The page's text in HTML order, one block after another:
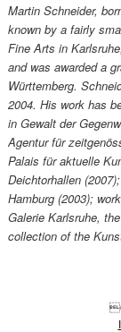
Martin Schneider,
known by a fairly
Fine Arts in
and was awarded a
Württemberg.
2004. His work has
in Gewalt der
Agentur für
Palais für aktuelle
Deichtorhallen
Hamburg (2003);
Galerie Karlsruhe,
collection of the